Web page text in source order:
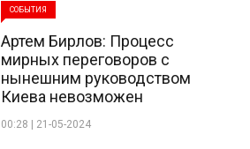
СОБЫТИЯ
Артем Бирлов: Процесс
мирных переговоров с
нынешним руководством
Киева невозможен
00:28 | 21-05-2024